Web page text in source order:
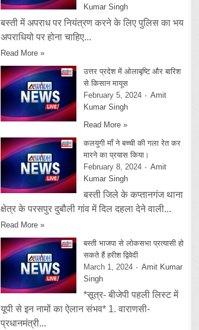
Kumar Singh
बस्ती में अपराध पर नियंत्रण करने के लिए पुलिस का भय
अपराधियो पर होना चाहिए...
Read More »
उत्तर प्रदेश में ओलाबृष्टि और बारिश
से किसान मायूस
February 5, 2024
Amit
Kumar Singh
Read More »
कलयुगी माँ ने बच्ची की गला रेत कर
मारने का प्रयास किया।
February 8, 2024
Amit
Kumar Singh
बस्ती जिले के कप्तानगंज थाना
क्षेत्र के परसपुर दुबौली गांव में दिल दहला देने वाली...
Read More »
बस्ती भाजपा से लोकसभा प्रत्यासी हो
सकते हैं हरीश द्विवेदी
March 1, 2024
Amit Kumar
Singh
*सूत्र- बीजेपी पहली लिस्ट में
यूपी से इन नामों का ऐलान संभव* 1. वाराणसी-
प्रधानमंत्री...